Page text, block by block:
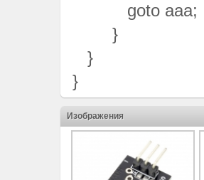
goto aaa;
}
}
}
Изображения